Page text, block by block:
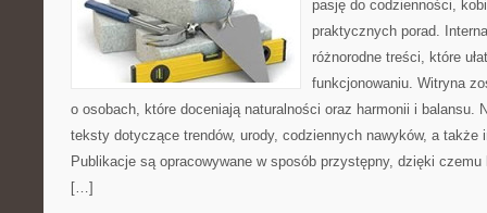
pasję do codzienności,
praktycznych porad.
różnorodne treści, które
funkcjonowaniu. Witryna
o osobach, które doceniają naturalności oraz harmonii i balansu.
teksty dotyczące trendów, urody, codziennych nawyków, a także
Publikacje są opracowywane w sposób przystępny, dzięki
[…]